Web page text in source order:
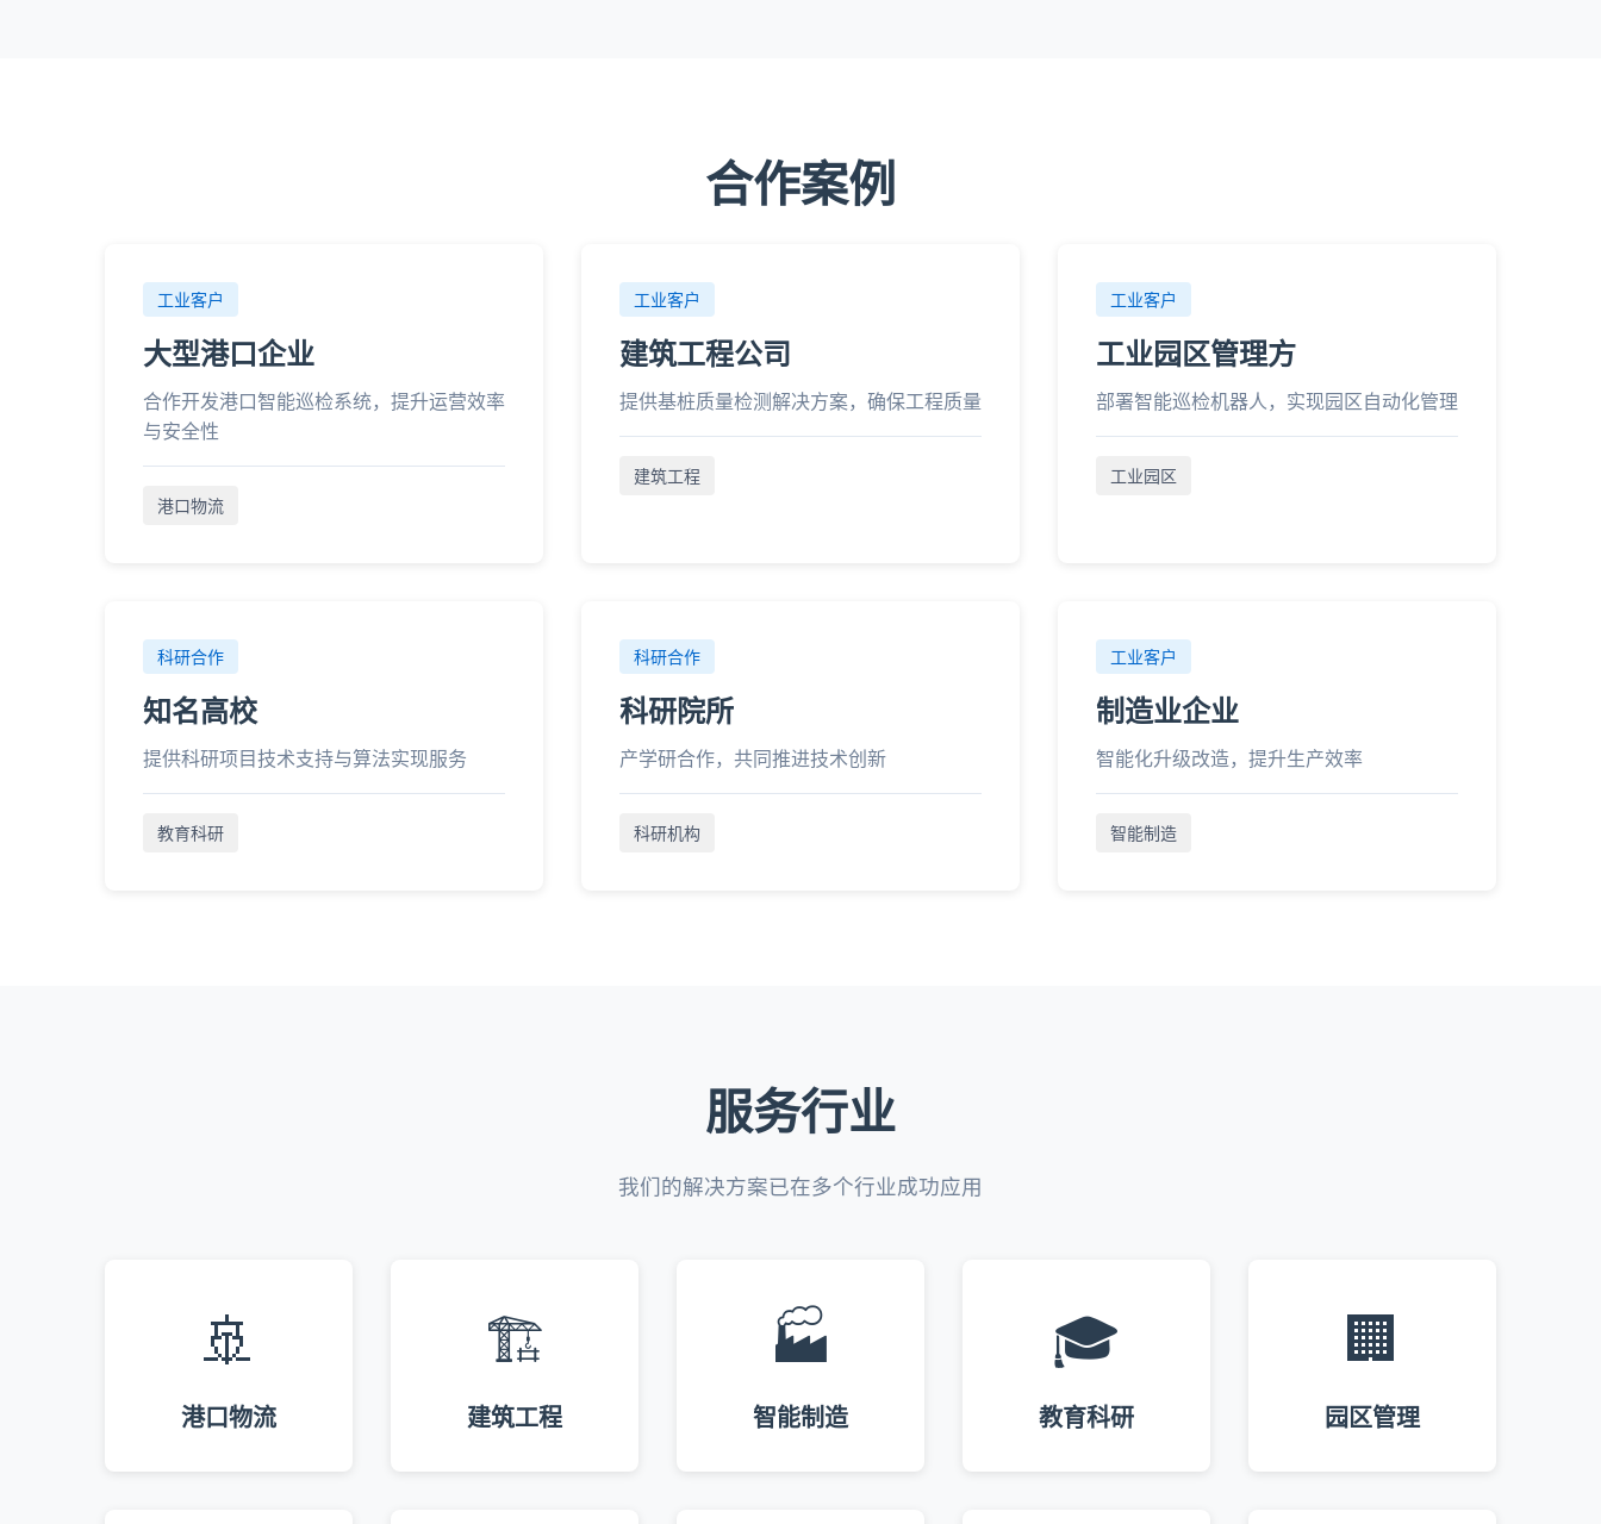
合作案例
工业客户
大型港口企业
合作开发港口智能巡检系统，提升运营效率
与安全性
港口物流
工业客户
建筑工程公司
提供基桩质量检测解决方案，确保工程质量
建筑工程
工业客户
工业园区管理方
部署智能巡检机器人，实现园区自动化管理
工业园区
科研合作
知名高校
提供科研项目技术支持与算法实现服务
教育科研
科研合作
科研院所
产学研合作，共同推进技术创新
科研机构
工业客户
制造业企业
智能化升级改造，提升生产效率
智能制造
服务行业
我们的解决方案已在多个行业成功应用
🚢
港口物流
🏗️
建筑工程
🏭
智能制造
🎓
教育科研
🏢
园区管理